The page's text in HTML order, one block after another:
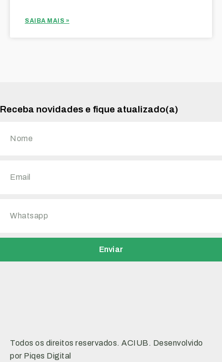
SAIBA MAIS »
Receba novidades e fique atualizado(a)
Enviar
Todos os direitos reservados. ACIUB. Desenvolvido
por Piqes Digital